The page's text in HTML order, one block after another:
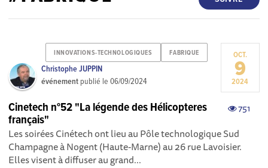
INNOVATIONS-TECHNOLOGIQUES FABRIQUE
Christophe JUPPIN
événement publié le06/09/2024
OCT.
9
2024
751
Cinetech n°52 "La légende des Hélicopteres
français"
Les soirées Cinétech ont lieu au Pôle technologique Sud
Champagne à Nogent (Haute-Marne) au 26 rue Lavoisier.
Elles visent à diffuser au grand...